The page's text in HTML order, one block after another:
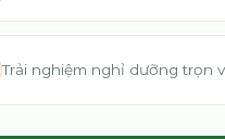
Trải nghiệm nghỉ dưỡng trọn